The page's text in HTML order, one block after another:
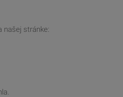
našej stránke: